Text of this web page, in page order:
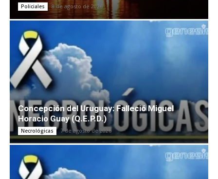
Policiales 8 de agosto de 2026
Concepción del Uruguay: Falleció Miguel
Horacio Guay (Q.E.P.D.)
Necrológicas 7 de agosto de 2026